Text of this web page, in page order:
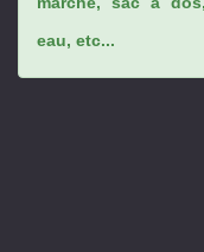
eau, etc...